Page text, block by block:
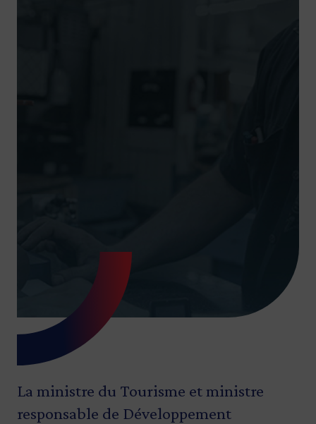
La ministre du Tourisme et ministre
responsable de Développement